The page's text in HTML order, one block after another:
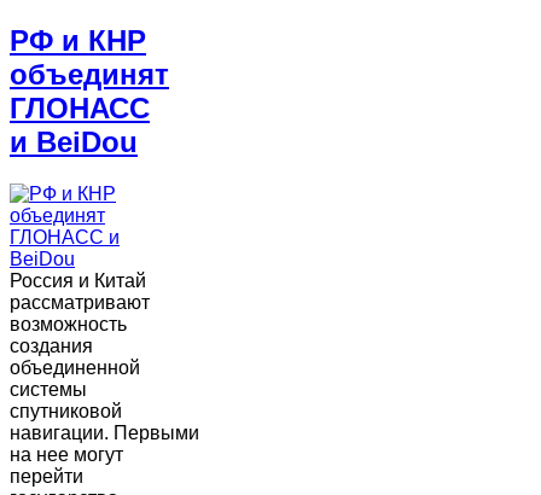
РФ и КНР
объединят
ГЛОНАСС
и BeiDou
Россия и Китай
рассматривают
возможность
создания
объединенной
системы
спутниковой
навигации. Первыми
на нее могут
перейти